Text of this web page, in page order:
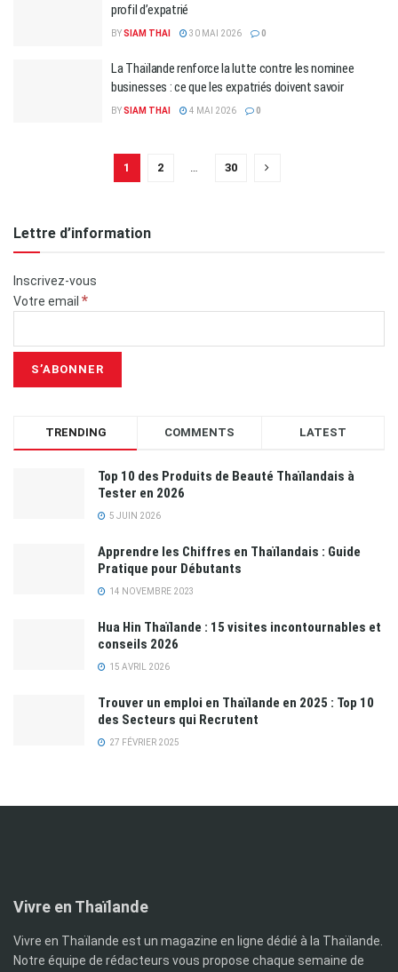
profil d’expatrié
BYSIAM THAI 30 MAI 2026 0
La Thaïlande renforce la lutte contre les nominee
businesses : ce que les expatriés doivent savoir
BYSIAM THAI 4 MAI 2026 0
1 2 … 30
Lettre d’information
Inscrivez-vous
Votre email *
TRENDING COMMENTS LATEST
Top 10 des Produits de Beauté Thaïlandais à
Tester en 2026
5 JUIN 2026
Apprendre les Chiffres en Thaïlandais : Guide
Pratique pour Débutants
14 NOVEMBRE 2023
Hua Hin Thaïlande : 15 visites incontournables et
conseils 2026
15 AVRIL 2026
Trouver un emploi en Thaïlande en 2025 : Top 10
des Secteurs qui Recrutent
27 FÉVRIER 2025
Vivre en Thaïlande
Vivre en Thaïlande est un magazine en ligne dédié à la Thaïlande.
Notre équipe de rédacteurs vous propose chaque semaine de